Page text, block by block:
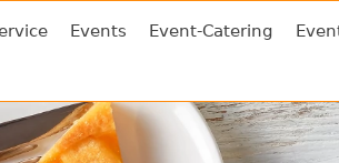
Events Event-Catering